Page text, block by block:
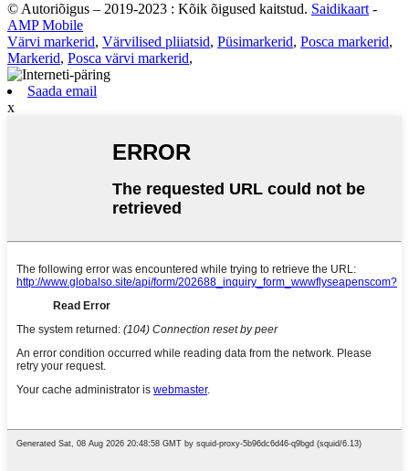
© Autoriõigus – 2019-2023 : Kõik õigused kaitstud. Saidikaart -
AMP Mobile
Värvi markerid, Värvilised pliiatsid, Püsimarkerid, Posca markerid,
Markerid, Posca värvi markerid,
Saada email
x